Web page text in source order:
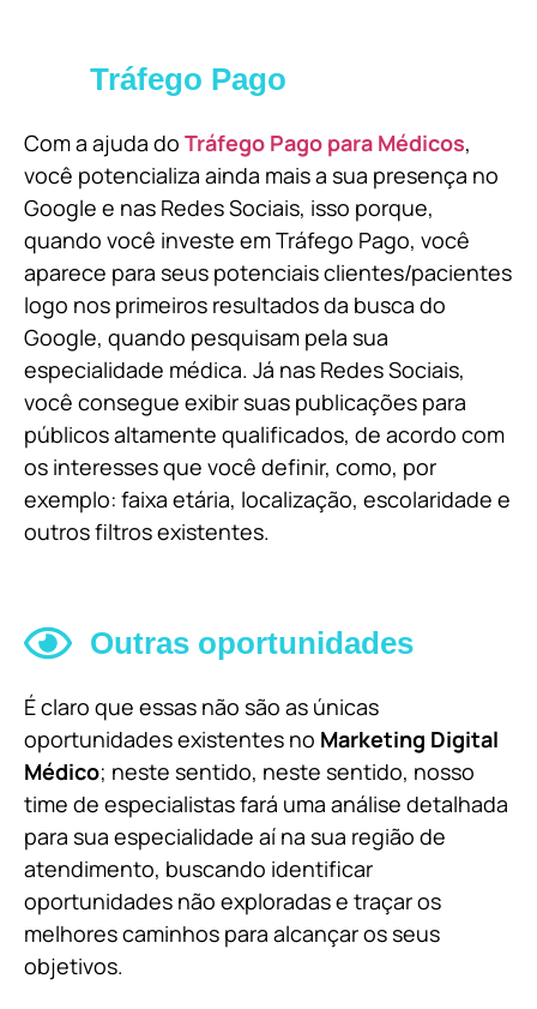
Tráfego Pago
Com a ajuda do Tráfego Pago para Médicos,
você potencializa ainda mais a sua presença no
Google e nas Redes Sociais, isso porque,
quando você investe em Tráfego Pago, você
aparece para seus potenciais clientes/pacientes
logo nos primeiros resultados da busca do
Google, quando pesquisam pela sua
especialidade médica. Já nas Redes Sociais,
você consegue exibir suas publicações para
públicos altamente qualificados, de acordo com
os interesses que você definir, como, por
exemplo: faixa etária, localização, escolaridade e
outros filtros existentes.
Outras oportunidades
É claro que essas não são as únicas
oportunidades existentes no Marketing Digital
Médico; neste sentido, neste sentido, nosso
time de especialistas fará uma análise detalhada
para sua especialidade aí na sua região de
atendimento, buscando identificar
oportunidades não exploradas e traçar os
melhores caminhos para alcançar os seus
objetivos.